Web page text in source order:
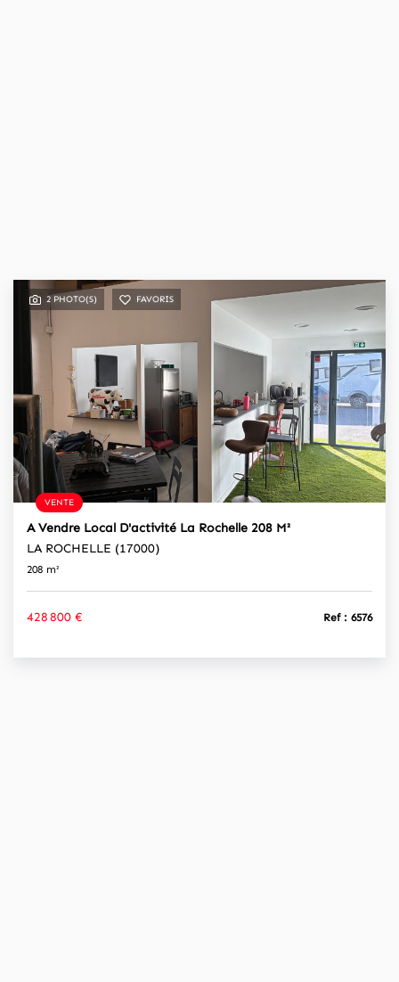
2 PHOTO(S) FAVORIS
VENTE
A Vendre Local D'activité La Rochelle 208 M²
LA ROCHELLE (17000)
208 m²
428 800 € Ref : 6576